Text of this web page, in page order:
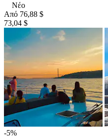
Νέο
Από 76,88 $
73,04 $
-5%